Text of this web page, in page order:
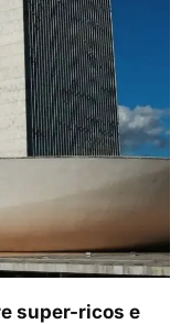
super-ricos e